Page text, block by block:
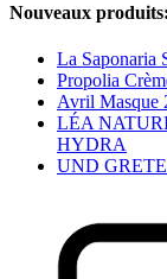
Nouveaux produits:
La Saponaria
Propolia
Avril Masque
LÉA
HYDRA
UND